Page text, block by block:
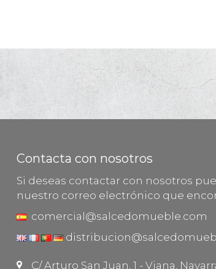
Contacta con nosotros
Si deseas contactar con nosotros
nuestro correo electrónico que
comercial@salcedomueble.com
C/ Arturo San Juan, 1 - Viana,